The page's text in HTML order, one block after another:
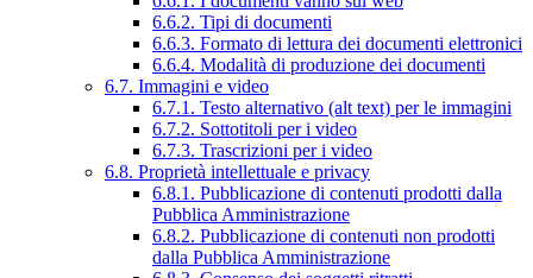
6.6.2. Tipi di documenti
6.6.3. Formato di lettura dei documenti elettronici
6.6.4. Modalità di produzione dei documenti
6.7. Immagini e video
6.7.1. Testo alternativo (alt text) per le immagini
6.7.2. Sottotitoli per i video
6.7.3. Trascrizioni per i video
6.8. Proprietà intellettuale e privacy
6.8.1. Pubblicazione di contenuti prodotti dalla
Pubblica Amministrazione
6.8.2. Pubblicazione di contenuti non prodotti
dalla Pubblica Amministrazione